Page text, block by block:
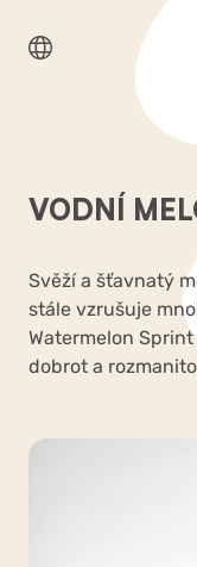
VODNÍ
Svěží a šťavnatý
stále vzrušuje
Watermelon
dobrot a